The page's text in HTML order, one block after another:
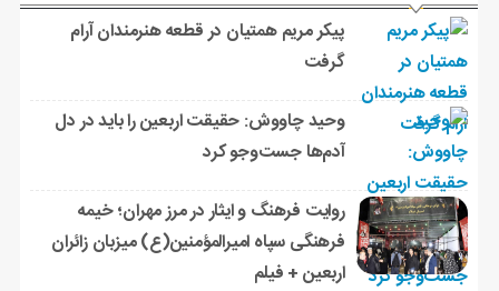
پیکر مریم همتیان در قطعه هنرمندان آرام
گرفت
وحید چاووش: حقیقت اربعین را باید در دل
آدم‌ها جست‌وجو کرد
روایت فرهنگ و ایثار در مرز مهران؛ خیمه
فرهنگی سپاه امیرالمؤمنین(ع) میزبان زائران
اربعین + فیلم